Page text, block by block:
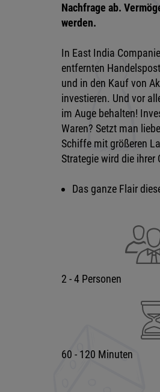
Nachfrage ab.
werden.
In East India
entfernten
und in den Kauf von
investieren. Und vor
im Auge behalten!
Waren? Setzt man
Schiffe mit größeren
Strategie wird die ihrer
Das ganze Flair
2 - 4 Personen
60 - 120 Minuten